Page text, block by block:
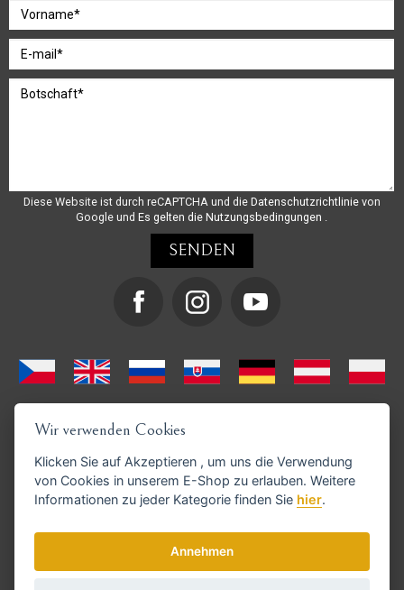
Diese Website ist durch reCAPTCHA und die Datenschutzrichtlinie von
Google und Es gelten die Nutzungsbedingungen .
GoPay-Zahlungen möglich
Wir verwenden Cookies
Klicken Sie auf Akzeptieren , um uns die Verwendung
von Cookies in unserem E-Shop zu erlauben. Weitere
Informationen zu jeder Kategorie finden Sie hier.
Annehmen